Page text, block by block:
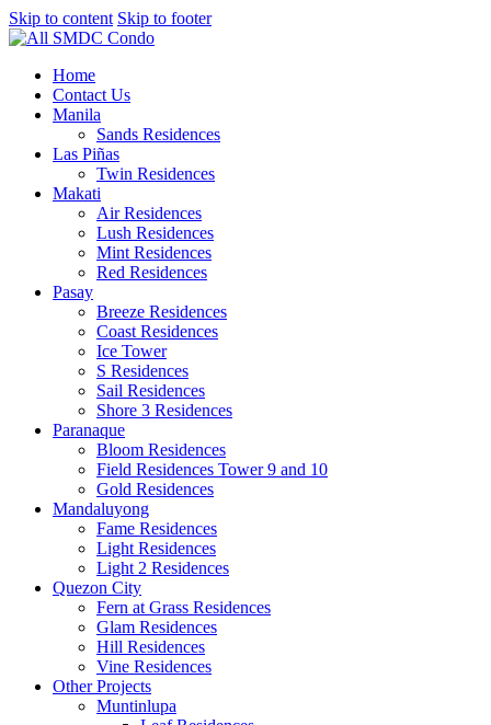
Skip to content Skip to footer
Home
Contact Us
Manila
Sands Residences
Las Piñas
Twin Residences
Makati
Air Residences
Lush Residences
Mint Residences
Red Residences
Pasay
Breeze Residences
Coast Residences
Ice Tower
S Residences
Sail Residences
Shore 3 Residences
Paranaque
Bloom Residences
Field Residences Tower 9 and 10
Gold Residences
Mandaluyong
Fame Residences
Light Residences
Light 2 Residences
Quezon City
Fern at Grass Residences
Glam Residences
Hill Residences
Vine Residences
Other Projects
Muntinlupa